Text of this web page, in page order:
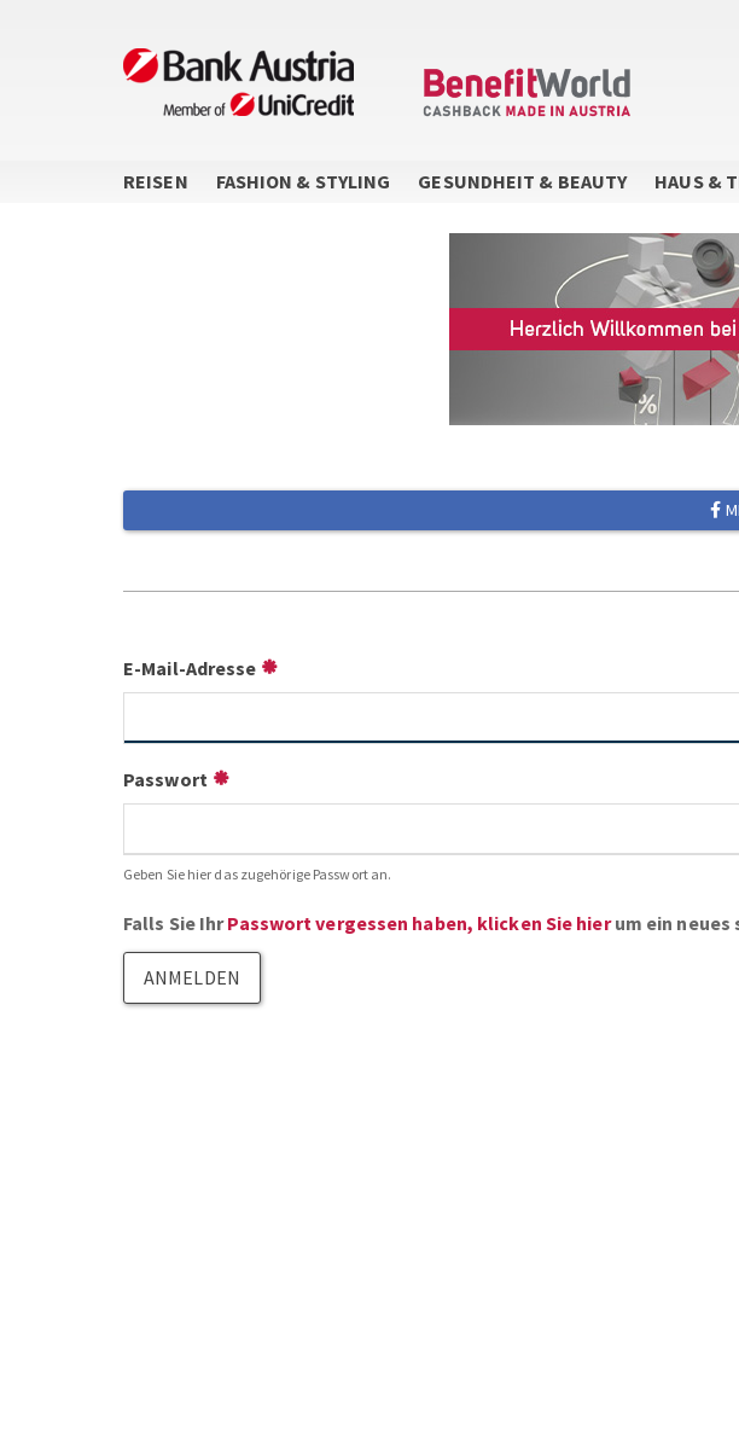
REISEN FASHION & STYLING GESUNDHEIT & BEAUTY HAUS &
E-Mail-Adresse
Passwort
Geben Sie hier das zugehörige Passwort an.
Falls Sie IhrPasswort vergessen haben, klicken Sie hierum ein neues
ANMELDEN